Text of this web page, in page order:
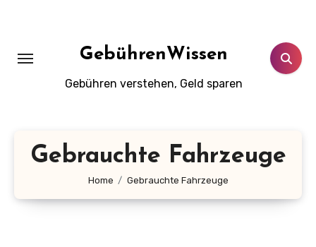
GebührenWissen
Gebühren verstehen, Geld sparen
Gebrauchte Fahrzeuge
Home Gebrauchte Fahrzeuge